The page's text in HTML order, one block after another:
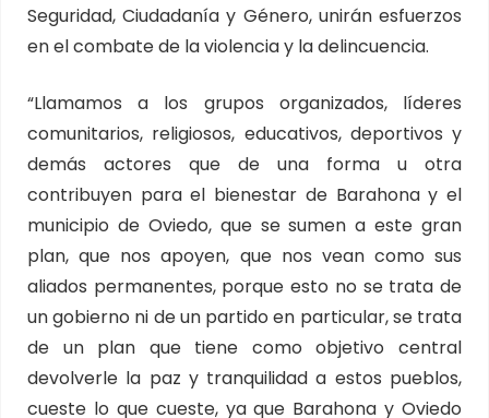
Seguridad, Ciudadanía y Género, unirán esfuerzos
en el combate de la violencia y la delincuencia.
“Llamamos a los grupos organizados, líderes
comunitarios, religiosos, educativos, deportivos y
demás actores que de una forma u otra
contribuyen para el bienestar de Barahona y el
municipio de Oviedo, que se sumen a este gran
plan, que nos apoyen, que nos vean como sus
aliados permanentes, porque esto no se trata de
un gobierno ni de un partido en particular, se trata
de un plan que tiene como objetivo central
devolverle la paz y tranquilidad a estos pueblos,
cueste lo que cueste, ya que Barahona y Oviedo